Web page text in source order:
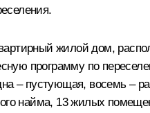
жилой дом,
программу по
– пустующая, восемь –
найма, 13 жилых